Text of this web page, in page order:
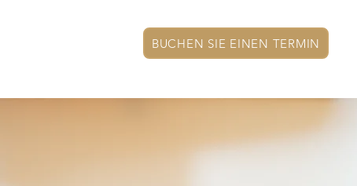
BUCHEN SIE EINEN TERMIN